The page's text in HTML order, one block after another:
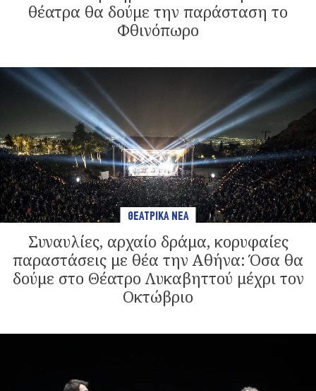
θέατρα θα δούμε την παράσταση το
Φθινόπωρο
ΘΕΑΤΡΙΚΑ ΝΕΑ
Συναυλίες, αρχαίο δράμα, κορυφαίες
παραστάσεις με θέα την Αθήνα: Όσα θα
δούμε στο Θέατρο Λυκαβηττού μέχρι τον
Οκτώβριο